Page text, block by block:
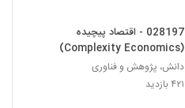
028224 - مدیریت زیست محیطی
028197 - اقتصاد پیچیده
(Complexity Economics)
دانش، پژوهش و فناوری
۴۲۱ بازدید